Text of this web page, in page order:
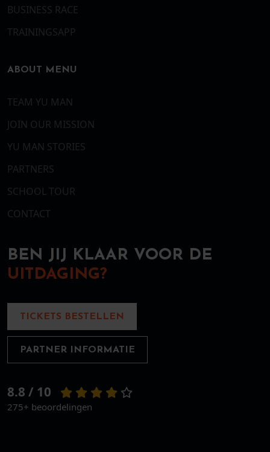
BUSINESS RACE
TRAININGSAPP
ABOUT MENU
TEAM YU MAN
JOIN OUR MISSION
YU MAN STORIES
PARTNERS
SCHOOL TOUR
CONTACT
BEN JIJ KLAAR VOOR DE
UITDAGING?
TICKETS BESTELLEN
PARTNER INFORMATIE
8.8 / 10
275+ beoordelingen